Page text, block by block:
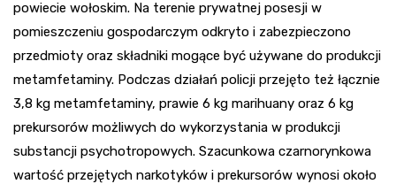
powiecie wołoskim. Na terenie prywatnej posesji w
pomieszczeniu gospodarczym odkryto i zabezpieczono
przedmioty oraz składniki mogące być używane do produkcji
metamfetaminy. Podczas działań policji przejęto też łącznie
3,8 kg metamfetaminy, prawie 6 kg marihuany oraz 6 kg
prekursorów możliwych do wykorzystania w produkcji
substancji psychotropowych. Szacunkowa czarnorynkowa
wartość przejętych narkotyków i prekursorów wynosi około